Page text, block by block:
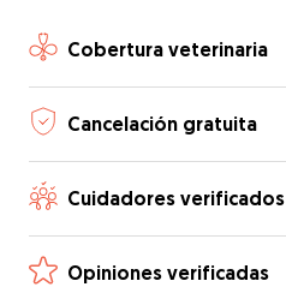
Cobertura veterinaria
Cancelación gratuita
Cuidadores verificados
Opiniones verificadas